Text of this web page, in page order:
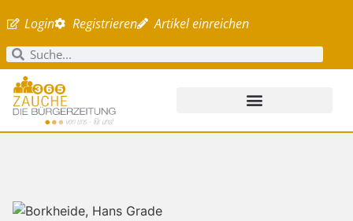
Login Registrieren Artikel einreichen